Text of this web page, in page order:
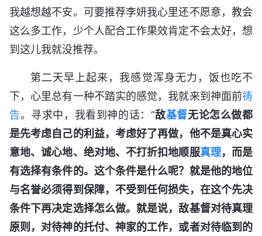
我越想越不安。可要推荐李妍我心里还不愿意，教会
这么多工作，少个人配合工作果效肯定不会太好，想
到这儿我就没推荐。
第二天早上起来，我感觉浑身无力，饭也吃不
下，心里总有一种不踏实的感觉，我就来到神面前祷
告。寻求中，我看到神的话：“敌基督无论怎么做都
是先考虑自己的利益，考虑好了再做，他不是真心实
意地、诚心地、绝对地、不打折扣地顺服真理，而是
有选择有条件的。这个条件是什么呢？就是他的地位
与名誉必须得到保障，不受到任何损失，在这个先决
条件下再决定选择怎么做。就是说，敌基督对待真理
原则，对待神的托付、神家的工作，或者对待临到的